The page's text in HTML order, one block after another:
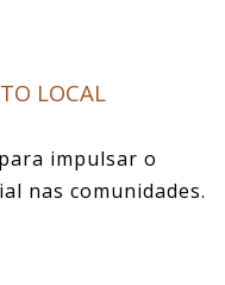
LOCAL
impulsar o
nas comunidades.